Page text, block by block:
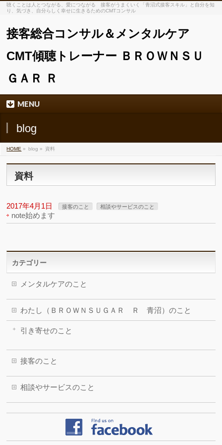
聴くことは人とつながる、愛につながる 接客がうまくいく「青沼式接客スキル」と自分を知
り、気づき、自分らしく幸せに生きるためのCMTコンサル
接客総合コンサル＆メンタルケア
CMT傾聴トレーナー ＢＲＯＷＮＳＵ
ＧＡＲ Ｒ
MENU
blog
HOME » blog » 資料
資料
2017年4月1日 接客のこと 相談やサービスのこと
note始めます
カテゴリー
メンタルケアのこと
わたし（ＢＲＯＷＮＳＵＧＡＲ Ｒ 青沼）のこと
引き寄せのこと
接客のこと
相談やサービスのこと